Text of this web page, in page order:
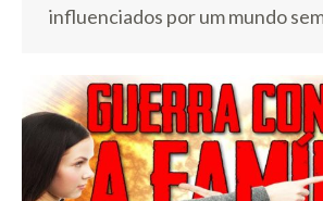
influenciados por um mundo